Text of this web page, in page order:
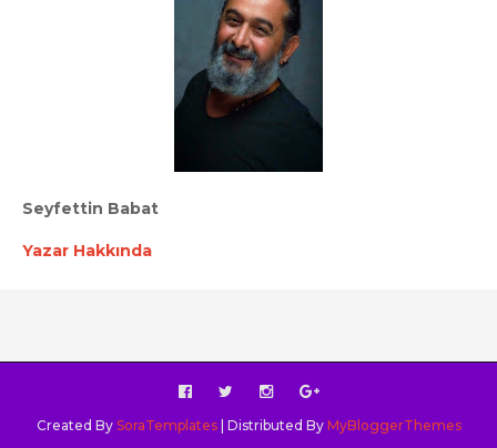
Seyfettin Babat
Yazar Hakkında
Created By SoraTemplates| Distributed By MyBloggerThemes